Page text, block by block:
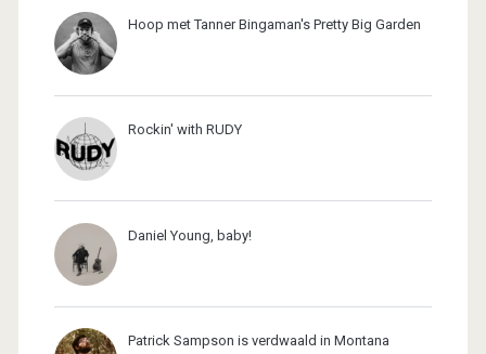
Hoop met Tanner Bingaman's Pretty Big Garden
Rockin' with RUDY
Daniel Young, baby!
Patrick Sampson is verdwaald in Montana